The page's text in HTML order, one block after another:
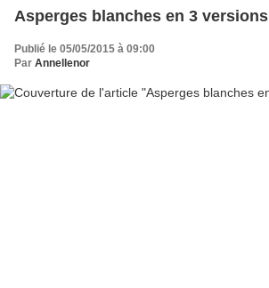
Asperges blanches en 3 versions
Publié le 05/05/2015 à 09:00
Par Annellenor